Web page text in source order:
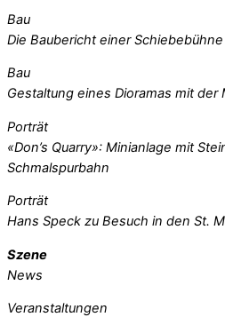
Bau
Die Baubericht einer
Bau
Gestaltung eines Dioramas mit
Porträt
«Don’s Quarry»: Minianlage mit
Schmalspurbahn
Porträt
Hans Speck zu Besuch in den St.
Szene
News
Veranstaltungen